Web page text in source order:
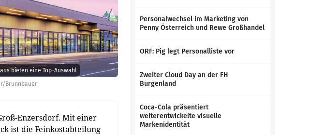
Brunnbauer
bieten eine Top-Auswahl
Enzersdorf. Mit einer
ist die Feinkostabteilung
Personalwechsel im Marketing von
Penny Österreich und Rewe Großhandel
ORF: Pig legt Personalliste vor
Zweiter Cloud Day an der FH
Burgenland
Coca-Cola präsentiert
weiterentwickelte visuelle
Markenidentität